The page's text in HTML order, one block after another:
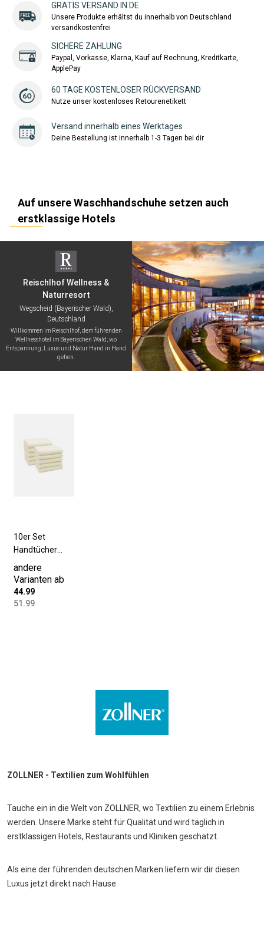
GRATIS VERSAND IN DE
Unsere Produkte erhältst du innerhalb von Deutschland
versandkostenfrei
SICHERE ZAHLUNG
Paypal, Vorkasse, Klarna, Kauf auf Rechnung, Kreditkarte,
ApplePay
60 TAGE KOSTENLOSER RÜCKVERSAND
Nutze unser kostenloses Retourenetikett
Versand innerhalb eines Werktages
Deine Bestellung ist innerhalb 1-3 Tagen bei dir
Auf unsere Waschhandschuhe setzen auch
erstklassige Hotels
Reischlhof Wellness &
Naturresort
Wegscheid (Bayerischer Wald),
Deutschland
Willkommen im Reischlhof, dem führenden
Wellnesshotel im Bayerischen Wald, wo
Entspannung, Luxus und Natur Hand in Hand
gehen.
10er Set
Handtücher
50x100 cm
Baumwolle 400
g/qm creme
andere
Varianten ab
44.99
51.99
ZOLLNER - Textilien zum Wohlfühlen
Tauche ein in die Welt von ZOLLNER, wo Textilien zu einem Erlebnis
werden. Unsere Marke steht für Qualität und wird täglich in
erstklassigen Hotels, Restaurants und Kliniken geschätzt.
Als eine der führenden deutschen Marken liefern wir dir diesen
Luxus jetzt direkt nach Hause.